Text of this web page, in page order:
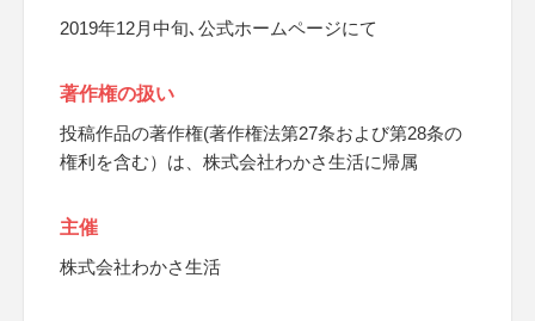
2019年12月中旬､公式ホームページにて
著作権の扱い
投稿作品の著作権(著作権法第27条および第28条の
権利を含む）は、株式会社わかさ生活に帰属
主催
株式会社わかさ生活